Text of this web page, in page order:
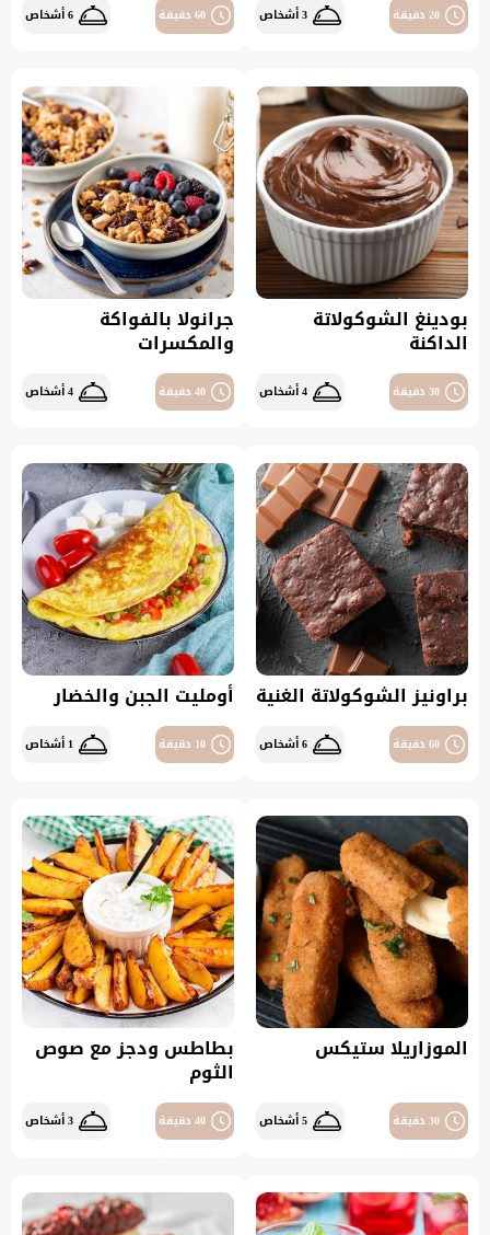
20 دقيقة 3 أشخاص 60 دقيقة 6 أشخاص
بودينغ الشوكولاتة
الداكنة
30 دقيقة 4 أشخاص
جرانولا بالفواكة
والمكسرات
40 دقيقة 4 أشخاص
براونيز الشوكولاتة الغنية
60 دقيقة 6 أشخاص
أومليت الجبن والخضار
10 دقيقة 1 أشخاص
الموزاريلا ستيكس
30 دقيقة 5 أشخاص
بطاطس ودجز مع صوص
الثوم
40 دقيقة 3 أشخاص